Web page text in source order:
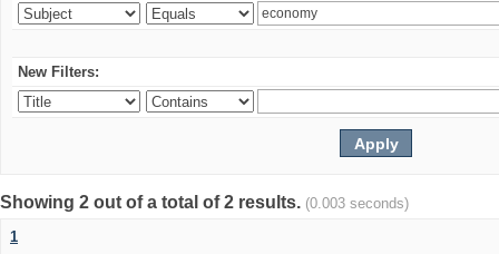
New Filters:
Showing 2 out of a total of 2 results. (0.003 seconds)
1